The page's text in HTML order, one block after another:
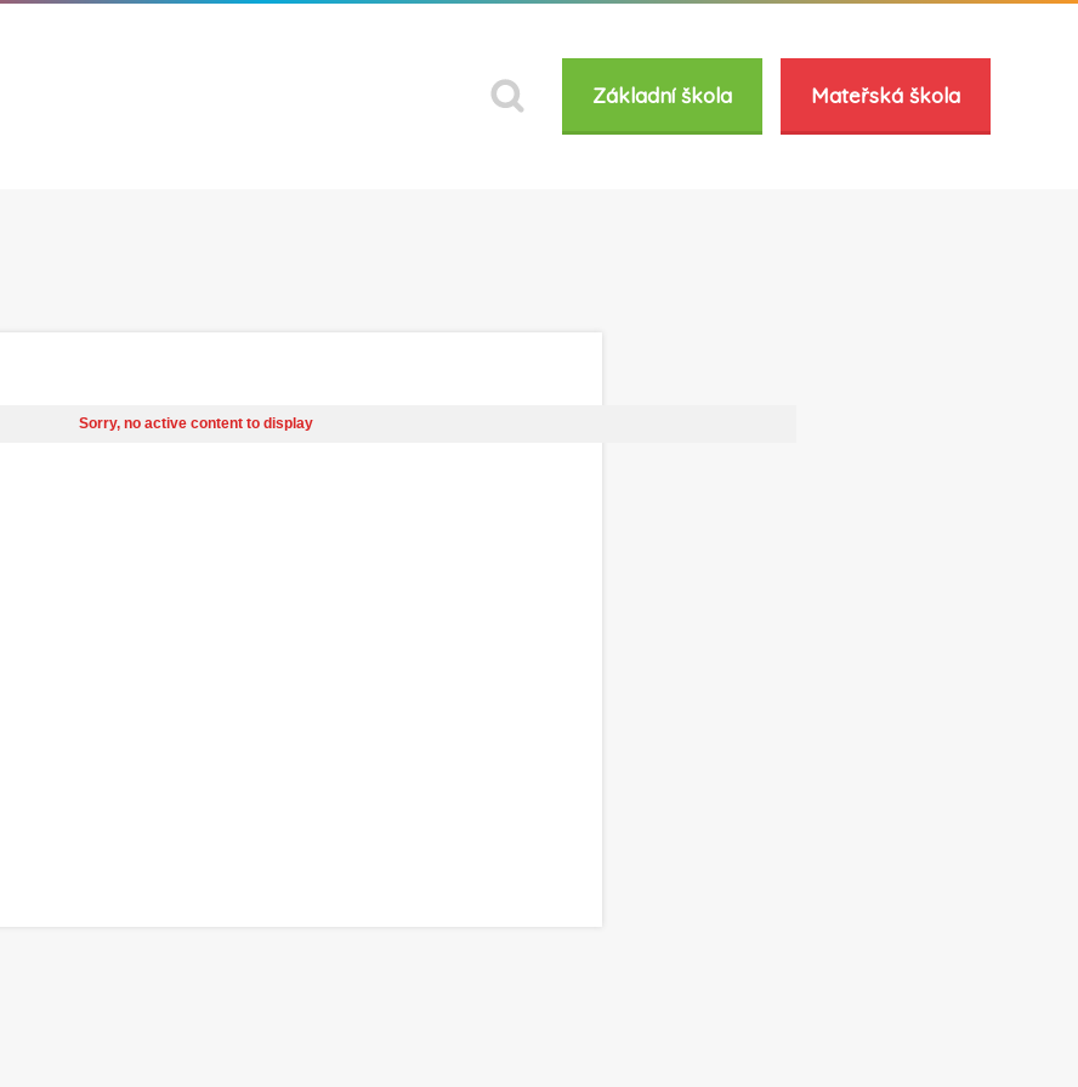
Základní škola Mateřská škola
Sorry, no active content to display